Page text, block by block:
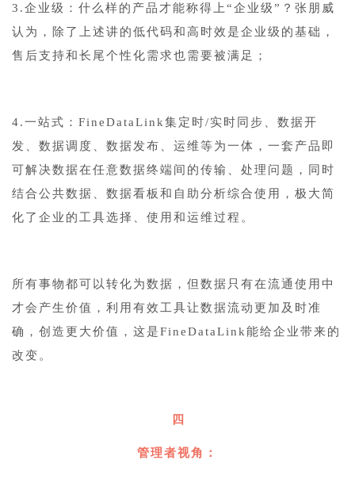
3.企业级：什么样的产品才能称得上“企业级”？张朋威
认为，除了上述讲的低代码和高时效是企业级的基础，
售后支持和长尾个性化需求也需要被满足；
4.一站式：FineDataLink集定时/实时同步、数据开
发、数据调度、数据发布、运维等为一体，一套产品即
可解决数据在任意数据终端间的传输、处理问题，同时
结合公共数据、数据看板和自助分析综合使用，极大简
化了企业的工具选择、使用和运维过程。
所有事物都可以转化为数据，但数据只有在流通使用中
才会产生价值，利用有效工具让数据流动更加及时准
确，创造更大价值，这是FineDataLink能给企业带来的
改变。
四
管理者视角：